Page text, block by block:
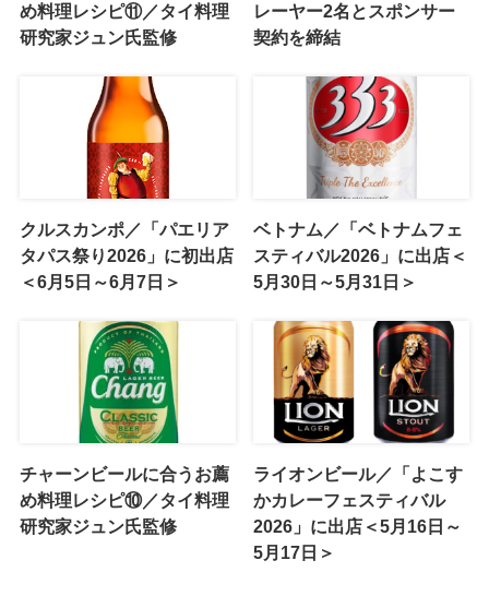
め料理レシピ⑪／タイ料理
研究家ジュン氏監修
レーヤー2名とスポンサー
契約を締結
クルスカンポ／「パエリア
タパス祭り2026」に初出店
＜6月5日～6月7日＞
ベトナム／「ベトナムフェ
スティバル2026」に出店＜
5月30日～5月31日＞
チャーンビールに合うお薦
め料理レシピ⑩／タイ料理
研究家ジュン氏監修
ライオンビール／「よこす
かカレーフェスティバル
2026」に出店＜5月16日～
5月17日＞